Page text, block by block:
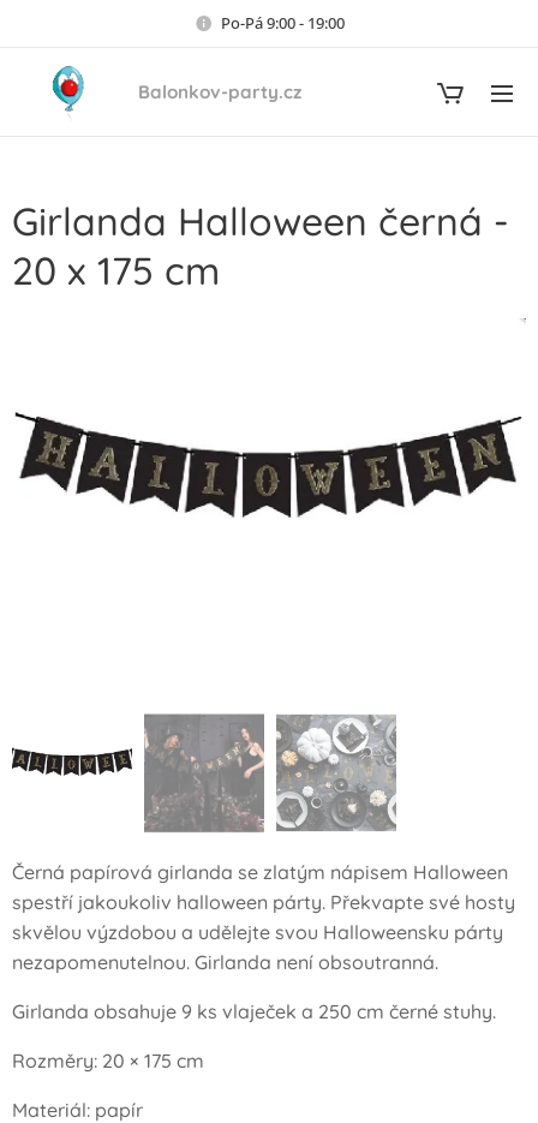
Po-Pá 9:00 - 19:00
Balonkov-party.cz
Girlanda Halloween černá -
20 x 175 cm
Černá papírová girlanda se zlatým nápisem Halloween
spestří jakoukoliv halloween párty. Překvapte své hosty
skvělou výzdobou a udělejte svou Halloweensku párty
nezapomenutelnou. Girlanda není obsoutranná.
Girlanda obsahuje 9 ks vlaječek a 250 cm černé stuhy.
Rozměry: 20 × 175 cm
Materiál: papír